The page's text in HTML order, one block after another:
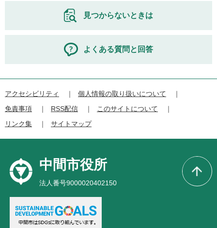
見つからないときは
よくある質問と回答
アクセシビリティ
個人情報の取り扱いについて
免責事項
RSS配信
このサイトについて
リンク集
サイトマップ
中間市役所
法人番号9000020402150